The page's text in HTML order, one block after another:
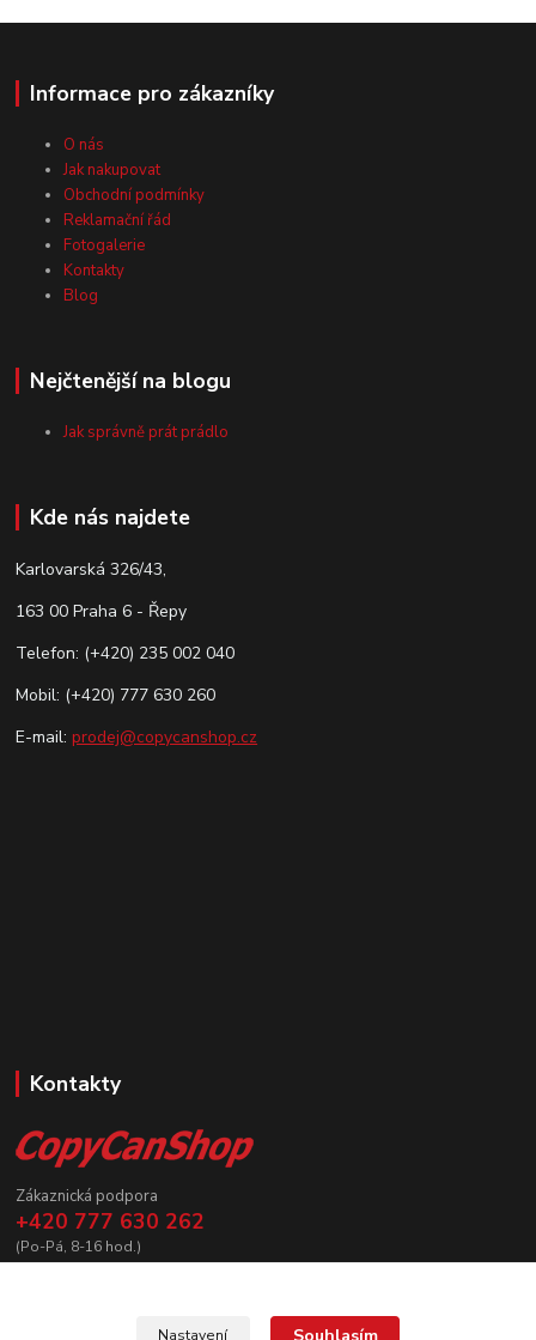
Informace pro zákazníky
O nás
Jak nakupovat
Obchodní podmínky
Reklamační řád
Fotogalerie
Kontakty
Blog
Nejčtenější na blogu
Jak správně prát prádlo
Kde nás najdete
Karlovarská 326/43,
163 00 Praha 6 - Řepy
Telefon: (+420) 235 002 040
Mobil: (+420) 777 630 260
E-mail: prodej@copycanshop.cz
Kontakty
Zákaznická podpora
+420 777 630 262
(Po-Pá, 8-16 hod.)
Nastavení